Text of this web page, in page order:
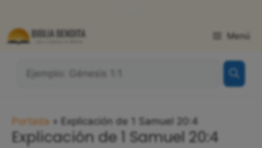
contenido
Menú
Portada » Explicación de 1 Samuel 20:4
Explicación de 1 Samuel 20:4